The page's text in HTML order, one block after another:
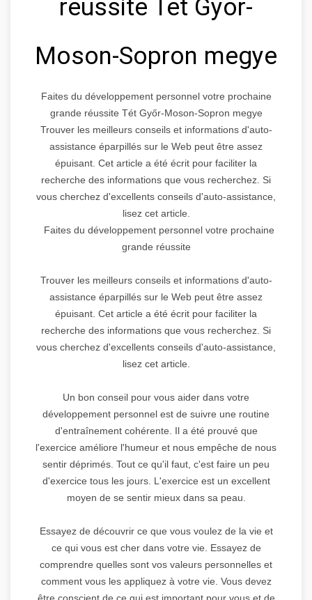
réussite Tét Győr-
Moson-Sopron megye
Faites du développement personnel votre prochaine
grande réussite Tét Győr-Moson-Sopron megye
Trouver les meilleurs conseils et informations d'auto-
assistance éparpillés sur le Web peut être assez
épuisant. Cet article a été écrit pour faciliter la
recherche des informations que vous recherchez. Si
vous cherchez d'excellents conseils d'auto-assistance,
lisez cet article.
Faites du développement personnel votre prochaine
grande réussite
Trouver les meilleurs conseils et informations d'auto-
assistance éparpillés sur le Web peut être assez
épuisant. Cet article a été écrit pour faciliter la
recherche des informations que vous recherchez. Si
vous cherchez d'excellents conseils d'auto-assistance,
lisez cet article.
Un bon conseil pour vous aider dans votre
développement personnel est de suivre une routine
d'entraînement cohérente. Il a été prouvé que
l'exercice améliore l'humeur et nous empêche de nous
sentir déprimés. Tout ce qu'il faut, c'est faire un peu
d'exercice tous les jours. L'exercice est un excellent
moyen de se sentir mieux dans sa peau.
Essayez de découvrir ce que vous voulez de la vie et
ce qui vous est cher dans votre vie. Essayez de
comprendre quelles sont vos valeurs personnelles et
comment vous les appliquez à votre vie. Vous devez
être conscient de ce qui est important pour vous et de